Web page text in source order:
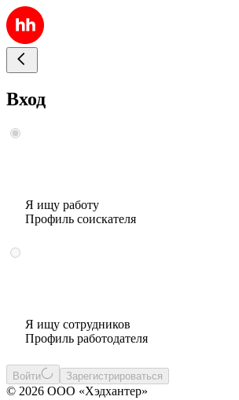
Вход
Я ищу работу
Профиль соискателя
Я ищу сотрудников
Профиль работодателя
Войти Зарегистрироваться
© 2026 ООО «Хэдхантер»